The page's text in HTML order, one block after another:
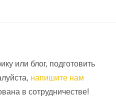
или блог, подготовить
напишите нам
в сотрудничестве!